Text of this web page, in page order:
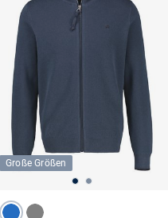
Große Größen